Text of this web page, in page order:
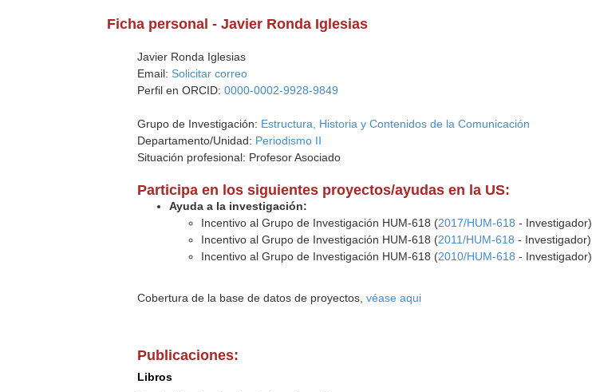
Ficha personal - Javier Ronda Iglesias
Javier Ronda Iglesias
Email: Solicitar correo
Perfil en ORCID:0000-0002-9928-9849
Grupo de Investigación: Estructura, Historia y Contenidos de la Comunicación
Departamento/Unidad: Periodismo II
Situación profesional: Profesor Asociado
Participa en los siguientes proyectos/ayudas en la US:
Ayuda a la investigación:
Incentivo al Grupo de Investigación HUM-618 (2017/HUM-618 - Investigador)
Incentivo al Grupo de Investigación HUM-618 (2011/HUM-618 - Investigador)
Incentivo al Grupo de Investigación HUM-618 (2010/HUM-618 - Investigador)
Cobertura de la base de datos de proyectos,véase aqui
Publicaciones:
Libros